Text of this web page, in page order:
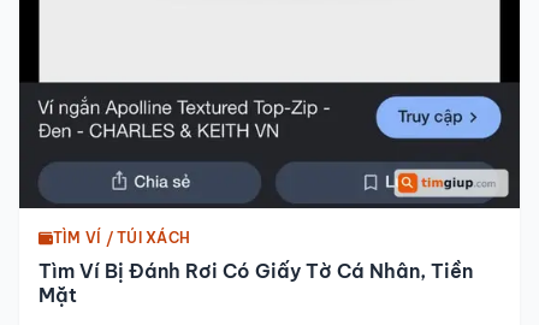
TÌM VÍ / TÚI XÁCH
Tìm Ví Bị Đánh Rơi Có Giấy Tờ Cá Nhân, Tiền
Mặt